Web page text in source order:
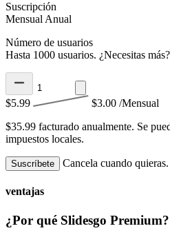
Suscripción
Mensual Anual
Número de usuarios
Hasta 1000 usuarios. ¿Necesitas más?
$5.99 $3.00 /Mensual
$35.99 facturado anualmente. Se
impuestos locales.
Suscríbete Cancela cuando quieras.
ventajas
¿Por qué Slidesgo Premium?